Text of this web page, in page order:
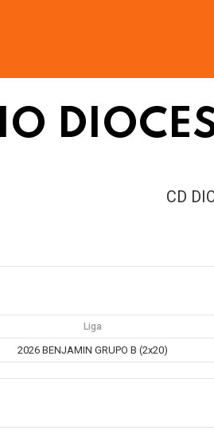
CD
Liga
2026 BENJAMIN GRUPO B (2x20)